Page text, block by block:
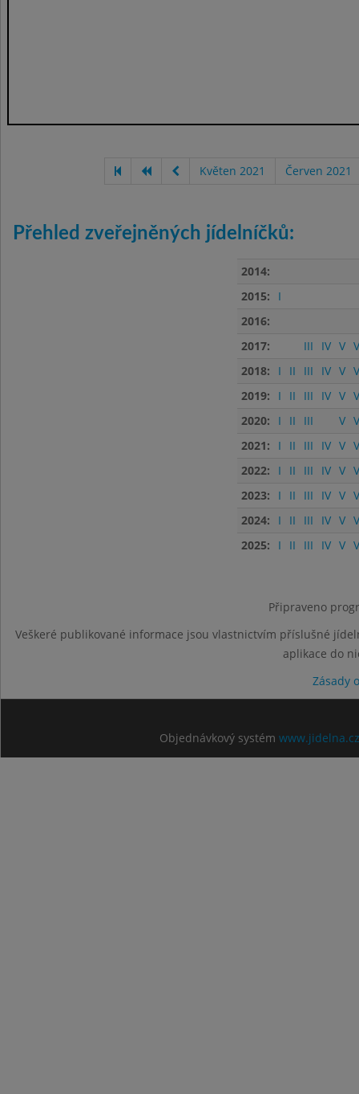
Květen 2021 Červen 2021
Přehled zveřejněných jídelníčků:
2014:
2015:
I
2016:
2017:
III IV V
2018:
I II III IV V
2019:
I II III IV V
2020:
I II III V
2021:
I II III IV V
2022:
I II III IV V
2023:
I II III IV V
2024:
I II III IV V
2025:
I II III IV V
Připraveno
Veškeré publikované informace jsou vlastnictvím příslušné
aplikace do
Zásady
Objednávkový systém www.jidelna.cz